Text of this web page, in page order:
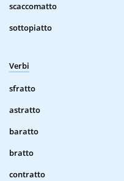
scaccomatto
sottopiatto
Verbi
sfratto
astratto
baratto
bratto
contratto